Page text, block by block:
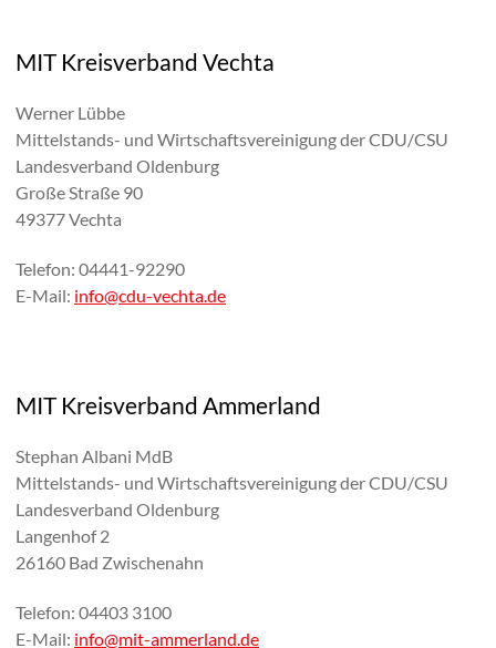
MIT Kreisverband Vechta
Werner Lübbe
Mittelstands- und Wirtschaftsvereinigung der CDU/CSU
Landesverband Oldenburg
Große Straße 90
49377 Vechta
Telefon: 04441-92290
E-Mail: info@cdu-vechta.de
MIT Kreisverband Ammerland
Stephan Albani MdB
Mittelstands- und Wirtschaftsvereinigung der CDU/CSU
Landesverband Oldenburg
Langenhof 2
26160 Bad Zwischenahn
Telefon: 04403 3100
E-Mail: info@mit-ammerland.de